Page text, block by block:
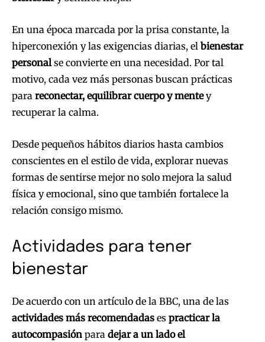
En una época marcada por la prisa constante, la
hiperconexión y las exigencias diarias, el bienestar
personalse convierte en una necesidad. Por tal
motivo, cada vez más personas buscan prácticas
para reconectar, equilibrar cuerpo y mentey
recuperar la calma.
Desde pequeños hábitos diarios hasta cambios
conscientes en el estilo de vida, explorar nuevas
formas de sentirse mejor no solo mejora la salud
física y emocional, sino que también fortalece la
relación consigo mismo.
Actividades para tener
bienestar
De acuerdo con un artículo de la BBC, una de las
actividades más recomendadas es practicar la
autocompasión para dejar a un lado el